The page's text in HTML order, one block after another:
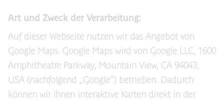
Art und Zweck der Verarbeitung:
Auf dieser Webseite nutzen wir das Angebot von
Google Maps. Google Maps wird von Google LLC, 1600
Amphitheatre Parkway, Mountain View, CA 94043,
USA (nachfolgend „Google“) betrieben. Dadurch
können wir Ihnen interaktive Karten direkt in der